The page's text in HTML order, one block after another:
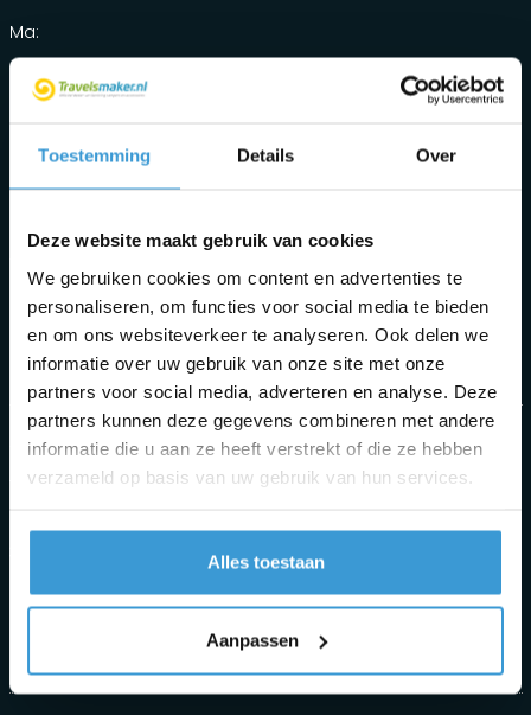
Toestemming Details Over
Deze website maakt gebruik van cookies
We gebruiken cookies om content en advertenties te
personaliseren, om functies voor social media te bieden
en om ons websiteverkeer te analyseren. Ook delen we
informatie over uw gebruik van onze site met onze
partners voor social media, adverteren en analyse. Deze
partners kunnen deze gegevens combineren met andere
informatie die u aan ze heeft verstrekt of die ze hebben
verzameld op basis van uw gebruik van hun services.
Alles toestaan
Aanpassen
Ma:
Gesloten
09.00 - 17.00
Za:
Zo:
Gesloten
ADRES
Travelsmaker.nl